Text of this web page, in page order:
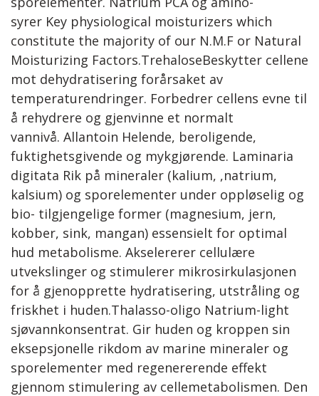
syrer Key physiological moisturizers which
constitute the majority of our N.M.F or Natural
Moisturizing Factors.TrehaloseBeskytter cellene
mot dehydratisering forårsaket av
temperaturendringer. Forbedrer cellens evne til
å rehydrere og gjenvinne et normalt
vannivå. Allantoin Helende, beroligende,
fuktighetsgivende og mykgjørende. Laminaria
digitata Rik på mineraler (kalium, ,natrium,
kalsium) og sporelementer under oppløselig og
bio- tilgjengelige former (magnesium, jern,
kobber, sink, mangan) essensielt for optimal
hud metabolisme. Akselererer cellulære
utvekslinger og stimulerer mikrosirkulasjonen
for å gjenopprette hydratisering, utstråling og
friskhet i huden.Thalasso-oligo Natrium-light
sjøvannkonsentrat. Gir huden og kroppen sin
eksepsjonelle rikdom av marine mineraler og
sporelementer med regenererende effekt
gjennom stimulering av cellemetabolismen. Den